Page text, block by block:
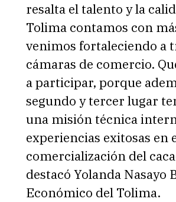
resalta el talento y la
Tolima contamos con
venimos fortaleciendo a
cámaras de comercio.
a participar, porque
segundo y tercer lugar
una misión técnica
experiencias exitosas
comercialización del
destacó Yolanda Nasayo
Económico del Tolima.